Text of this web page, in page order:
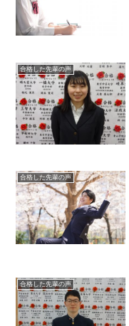
合格した先輩の声
合格した先輩の声
合格した先輩の声